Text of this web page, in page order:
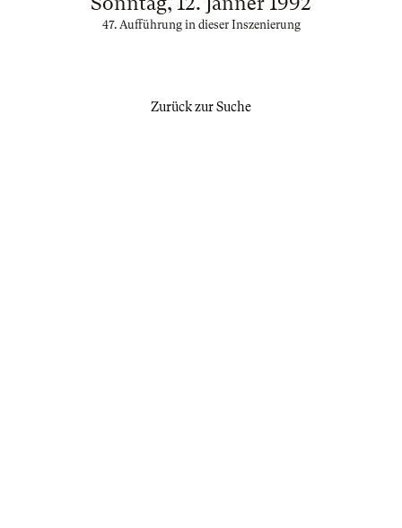
47. Aufführung in dieser Inszenierung
Zurück zur Suche